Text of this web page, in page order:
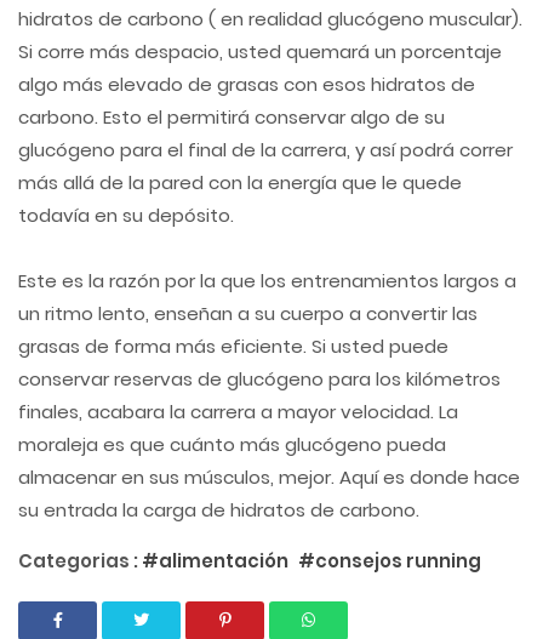
hidratos de carbono ( en realidad glucógeno muscular).
Si corre más despacio, usted quemará un porcentaje
algo más elevado de grasas con esos hidratos de
carbono. Esto el permitirá conservar algo de su
glucógeno para el final de la carrera, y así podrá correr
más allá de la pared con la energía que le quede
todavía en su depósito.
Este es la razón por la que los entrenamientos largos a
un ritmo lento, enseñan a su cuerpo a convertir las
grasas de forma más eficiente. Si usted puede
conservar reservas de glucógeno para los kilómetros
finales, acabara la carrera a mayor velocidad. La
moraleja es que cuánto más glucógeno pueda
almacenar en sus músculos, mejor. Aquí es donde hace
su entrada la carga de hidratos de carbono.
Categorias :#alimentación #consejos running